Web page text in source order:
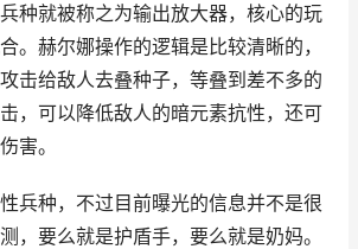
种就被称之为输出放大器，核心的玩
。赫尔娜操作的逻辑是比较清晰的，
击给敌人去叠种子，等叠到差不多的
，可以降低敌人的暗元素抗性，还可
害。
兵种，不过目前曝光的信息并不是很
，要么就是护盾手，要么就是奶妈。